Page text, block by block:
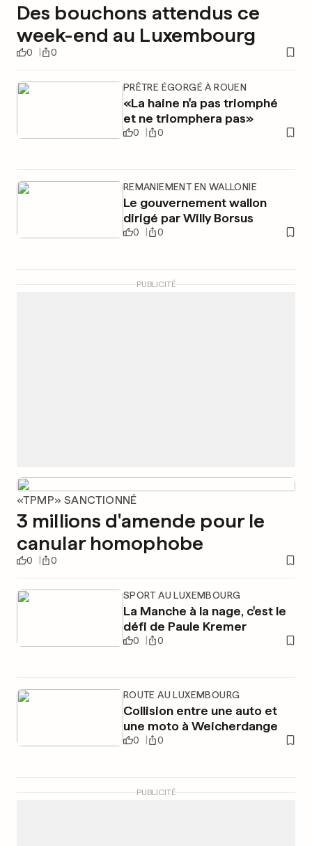
Des bouchons attendus ce
week-end au Luxembourg
0 0
PRÊTRE ÉGORGÉ À ROUEN
«La haine n'a pas triomphé
et ne triomphera pas»
0 0
REMANIEMENT EN WALLONIE
Le gouvernement wallon
dirigé par Willy Borsus
0 0
PUBLICITÉ
«TPMP» SANCTIONNÉ
3 millions d'amende pour le
canular homophobe
0 0
SPORT AU LUXEMBOURG
La Manche à la nage, c'est le
défi de Paule Kremer
0 0
ROUTE AU LUXEMBOURG
Collision entre une auto et
une moto à Weicherdange
0 0
PUBLICITÉ